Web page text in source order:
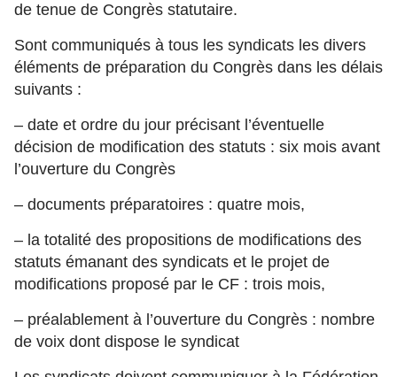
de tenue de Congrès statutaire.
Sont communiqués à tous les syndicats les divers
éléments de préparation du Congrès dans les délais
suivants :
– date et ordre du jour précisant l’éventuelle
décision de modification des statuts : six mois avant
l’ouverture du Congrès
– documents préparatoires : quatre mois,
– la totalité des propositions de modifications des
statuts émanant des syndicats et le projet de
modifications proposé par le CF : trois mois,
– préalablement à l’ouverture du Congrès : nombre
de voix dont dispose le syndicat